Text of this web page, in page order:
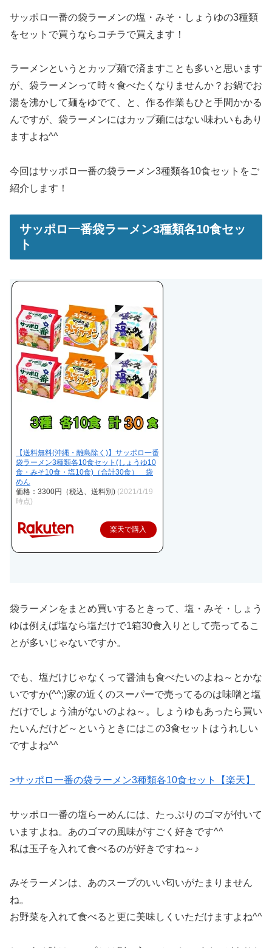
サッポロ一番の袋ラーメンの塩・みそ・しょうゆの3種類
をセットで買うならコチラで買えます！
ラーメンというとカップ麺で済ますことも多いと思います
が、袋ラーメンって時々食べたくなりませんか？お鍋でお
湯を沸かして麺をゆでて、と、作る作業もひと手間かかる
んですが、袋ラーメンにはカップ麺にはない味わいもあり
ますよね^^
今回はサッポロ一番の袋ラーメン3種類各10食セットをご
紹介します！
サッポロ一番袋ラーメン3種類各10食セッ
ト
【送料無料(沖縄・離島除く)】サッポロ一番
袋ラーメン3種類各10食セット(しょうゆ10
食・みそ10食・塩10食)（合計30食） 袋
めん
価格：3300円（税込、送料別) (2021/1/19
時点)
楽天で購入
袋ラーメンをまとめ買いするときって、塩・みそ・しょう
ゆは例えば塩なら塩だけで1箱30食入りとして売ってるこ
とが多いじゃないですか。
でも、塩だけじゃなくって醤油も食べたいのよね～とかな
いですか(^^;)家の近くのスーパーで売ってるのは味噌と塩
だけでしょう油がないのよね～。しょうゆもあったら買い
たいんだけど～というときにはこの3食セットはうれしい
ですよね^^
>サッポロ一番の袋ラーメン3種類各10食セット【楽天】
サッポロ一番の塩らーめんには、たっぷりのゴマが付いて
いますよね。あのゴマの風味がすごく好きです^^
私は玉子を入れて食べるのが好きですね～♪
みそラーメンは、あのスープのいい匂いがたまりません
ね。
お野菜を入れて食べると更に美味しくいただけますよね^^